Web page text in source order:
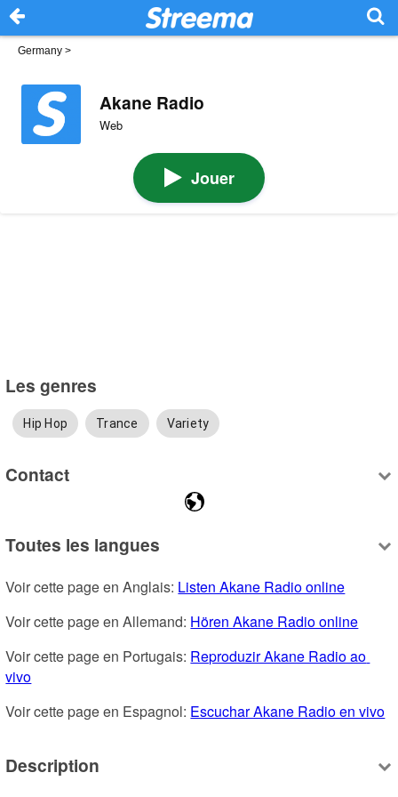
Germany >
Akane Radio
Web
Jouer
Les genres
Hip Hop Trance Variety
Contact
Toutes les langues
Voir cette page en Anglais: Listen Akane Radio online
Voir cette page en Allemand: Hören Akane Radio online
Voir cette page en Portugais: Reproduzir Akane Radio ao
vivo
Voir cette page en Espagnol: Escuchar Akane Radio en vivo
Description